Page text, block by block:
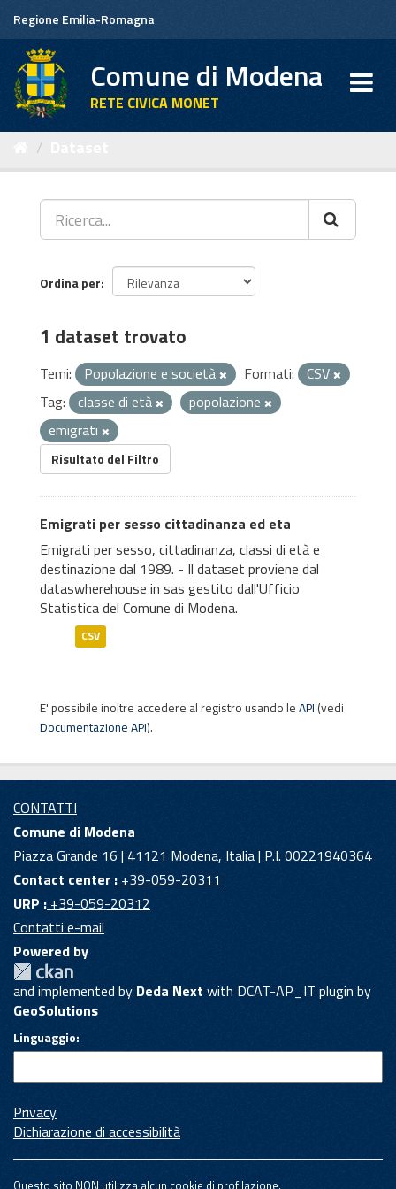
contenuto
Regione Emilia-Romagna
Comune di Modena
RETE CIVICA MONET
Ordina per
1 dataset trovato
Temi: Popolazione e società Formati:
CSV
Tag:
classe di età
popolazione
emigrati
Risultato del Filtro
Emigrati per sesso cittadinanza ed eta
Emigrati per sesso, cittadinanza, classi di età e
destinazione dal 1989. - Il dataset proviene dal
dataswherehouse in sas gestito dall'Ufficio
Statistica del Comune di Modena.
CSV
E' possibile inoltre accedere al registro usando le API (vedi
Documentazione API).
CONTATTI
Comune di Modena
Piazza Grande 16 | 41121 Modena, Italia | P.I. 00221940364
Contact center : +39-059-20311
URP : +39-059-20312
Contatti e-mail
Powered by
and implemented by Deda Next with DCAT-AP_IT plugin by
GeoSolutions
Linguaggio
Privacy
Dichiarazione di accessibilità
Questo sito NON utilizza alcun cookie di profilazione.